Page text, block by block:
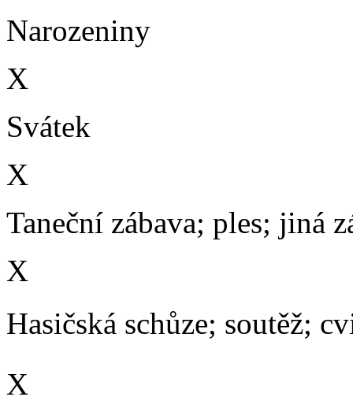
Narozeniny
X
Svátek
X
Taneční zábava; ples; jiná
X
Hasičská schůze; soutěž;
X